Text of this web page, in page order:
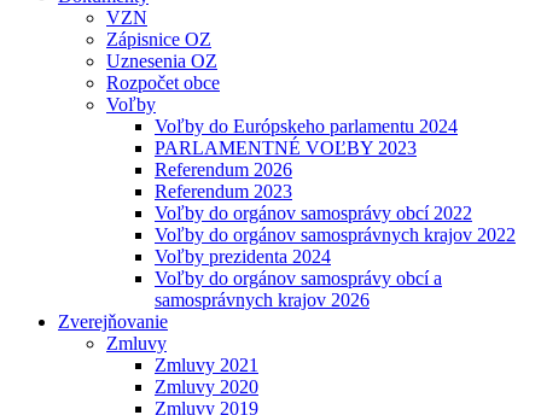
VZN
Zápisnice OZ
Uznesenia OZ
Rozpočet obce
Voľby
Voľby do Európskeho parlamentu 2024
PARLAMENTNÉ VOĽBY 2023
Referendum 2026
Referendum 2023
Voľby do orgánov samosprávy obcí 2022
Voľby do orgánov samosprávnych krajov 2022
Voľby prezidenta 2024
Voľby do orgánov samosprávy obcí a
samosprávnych krajov 2026
Zverejňovanie
Zmluvy
Zmluvy 2021
Zmluvy 2020
Zmluvy 2019